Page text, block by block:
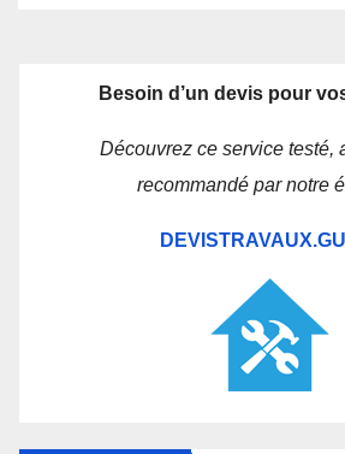
Besoin d’un devis pour
Découvrez ce service testé,
recommandé par notre